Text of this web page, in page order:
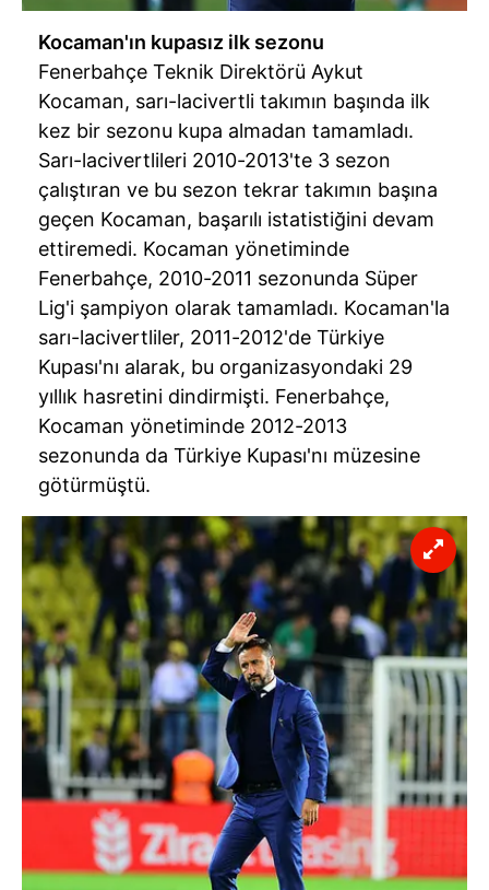
Kocaman'ın kupasız ilk sezonu
Fenerbahçe Teknik Direktörü Aykut
Kocaman, sarı-lacivertli takımın başında ilk
kez bir sezonu kupa almadan tamamladı.
Sarı-lacivertlileri 2010-2013'te 3 sezon
çalıştıran ve bu sezon tekrar takımın başına
geçen Kocaman, başarılı istatistiğini devam
ettiremedi. Kocaman yönetiminde
Fenerbahçe, 2010-2011 sezonunda Süper
Lig'i şampiyon olarak tamamladı. Kocaman'la
sarı-lacivertliler, 2011-2012'de Türkiye
Kupası'nı alarak, bu organizasyondaki 29
yıllık hasretini dindirmişti. Fenerbahçe,
Kocaman yönetiminde 2012-2013
sezonunda da Türkiye Kupası'nı müzesine
götürmüştü.